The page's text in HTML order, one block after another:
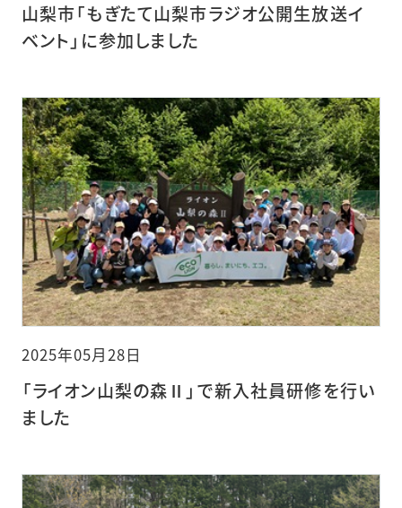
山梨市「もぎたて山梨市ラジオ公開生放送イ
ベント」に参加しました
2025年05月28日
「ライオン山梨の森Ⅱ」で新入社員研修を行い
ました